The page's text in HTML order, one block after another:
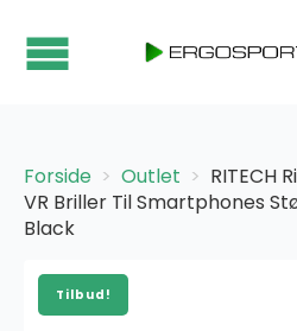
Forside Outlet
RITECH
VR Briller Til Smartphones
Black
Tilbud!